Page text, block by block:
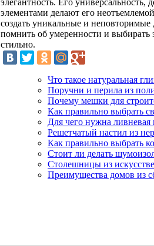
элементами делают его
создать уникальные и
помнить об умеренности и
стильно.
Что такое натуральная
Поручни и перила из
Почему мешки для
Как правильно выбрать
Для чего нужна ливневая
Решетчатый настил из
Как правильно выбрать
Стоит ли делать
Столешницы из
Преимущества домов из